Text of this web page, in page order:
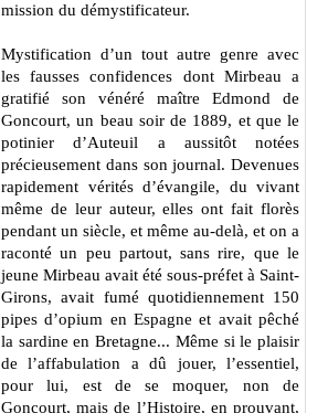
mission du démystificateur.
Mystification d’un tout autre genre avec
les fausses confidences dont Mirbeau a
gratifié son vénéré maître Edmond de
Goncourt, un beau soir de 1889, et que le
potinier d’Auteuil a aussitôt notées
précieusement dans son journal. Devenues
rapidement vérités d’évangile, du vivant
même de leur auteur, elles ont fait florès
pendant un siècle, et même au-delà, et on a
raconté un peu partout, sans rire, que le
jeune Mirbeau avait été sous-préfet à Saint-
Girons, avait fumé quotidiennement 150
pipes d’opium en Espagne et avait pêché
la sardine en Bretagne... Même si le plaisir
de l’affabulation a dû jouer, l’essentiel,
pour lui, est de se moquer, non de
Goncourt, mais de l’Histoire, en prouvant,